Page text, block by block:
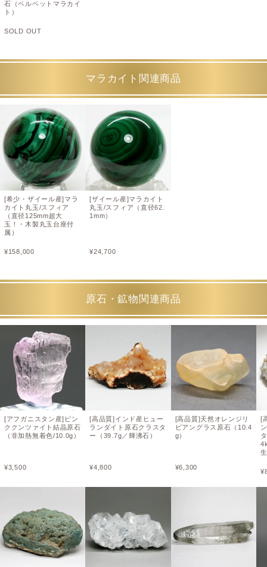
石（ベルベットマラカイ
ト）
SOLD OUT
マラカイト関連商品
[希少・ザイール産]マラ
カイト丸玉/スフィア
（直径125mm超大
玉！・木製丸玉台座付
属）
¥158,000
[ザイール産]マラカイト
丸玉/スフィア（直径62.
1mm）
¥24,700
原石・鉱物関連商品
[アフガニスタン産]ピン
ククンツァイト結晶原石
（非加熱無着色/10.0g）
¥3,500
[高品質]インド産ヒュー
ランダイト原石クラスタ
ー（39.7g／輝沸石）
¥4,800
[高品質]天然オレンジリ
ビアングラス原石（10.4
g）
¥6,300
[
¥